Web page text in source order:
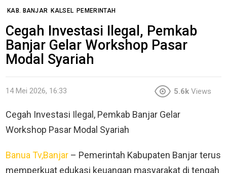
KAB. BANJAR KALSEL PEMERINTAH
Cegah Investasi Ilegal, Pemkab
Banjar Gelar Workshop Pasar
Modal Syariah
14 Mei 2026, 16:33 5.6k Views
Cegah Investasi Ilegal, Pemkab Banjar Gelar
Workshop Pasar Modal Syariah
Banua Tv,Banjar – Pemerintah Kabupaten Banjar terus
memperkuat edukasi keuangan masyarakat di tengah